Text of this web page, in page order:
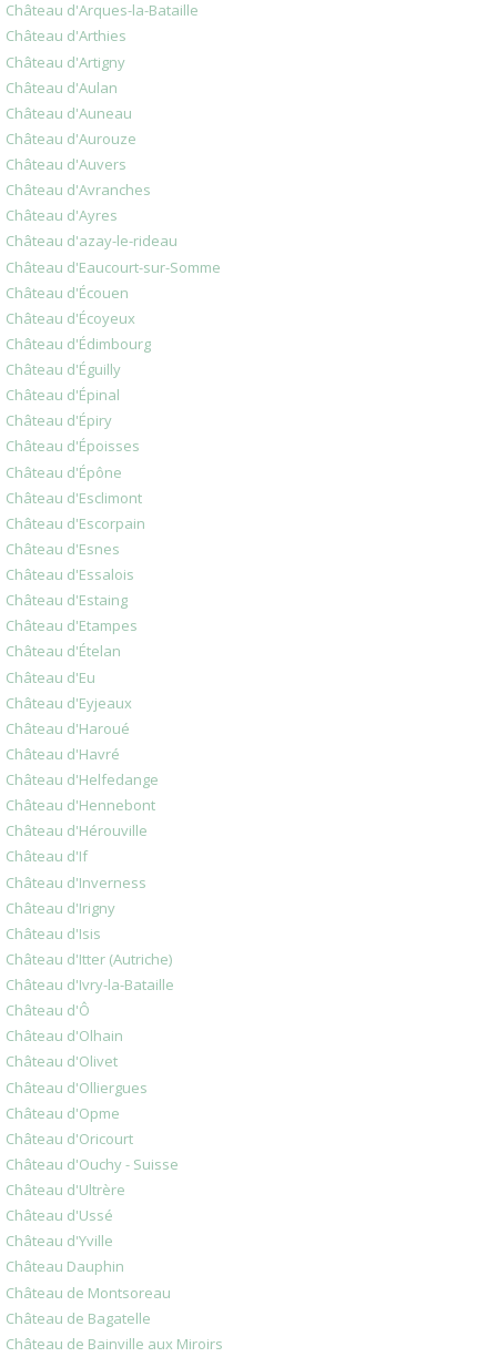
Château d'Arques-la-Bataille
Château d'Arthies
Château d'Artigny
Château d'Aulan
Château d'Auneau
Château d'Aurouze
Château d'Auvers
Château d'Avranches
Château d'Ayres
Château d'azay-le-rideau
Château d'Eaucourt-sur-Somme
Château d'Écouen
Château d'Écoyeux
Château d'Édimbourg
Château d'Éguilly
Château d'Épinal
Château d'Épiry
Château d'Époisses
Château d'Épône
Château d'Esclimont
Château d'Escorpain
Château d'Esnes
Château d'Essalois
Château d'Estaing
Château d'Etampes
Château d'Ételan
Château d'Eu
Château d'Eyjeaux
Château d'Haroué
Château d'Havré
Château d'Helfedange
Château d'Hennebont
Château d'Hérouville
Château d'If
Château d'Inverness
Château d'Irigny
Château d'Isis
Château d'Itter (Autriche)
Château d'Ivry-la-Bataille
Château d'Ô
Château d'Olhain
Château d'Olivet
Château d'Olliergues
Château d'Opme
Château d'Oricourt
Château d'Ouchy - Suisse
Château d'Ultrère
Château d'Ussé
Château d'Yville
Château Dauphin
Château de Montsoreau
Château de Bagatelle
Château de Bainville aux Miroirs